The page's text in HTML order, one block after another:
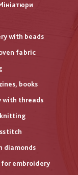
with beads
fabric
books
with threads
knitting
diamonds
for embroidery